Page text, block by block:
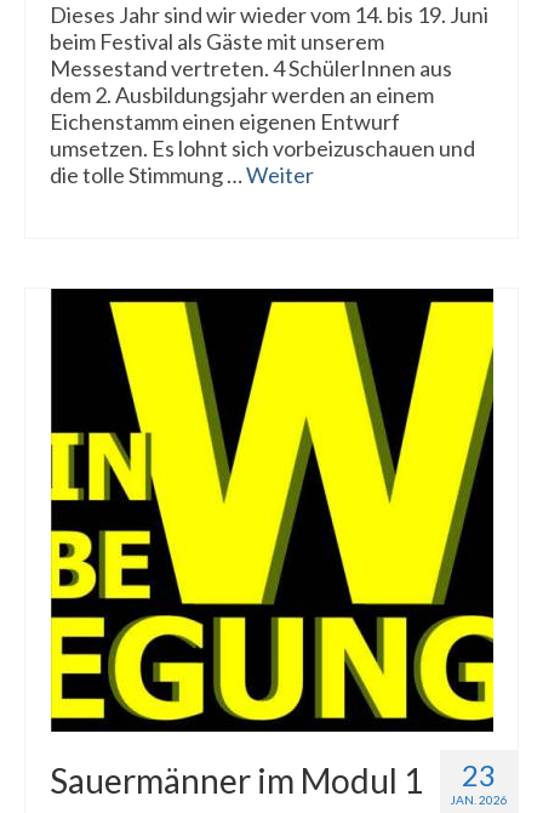
Dieses Jahr sind wir wieder vom 14. bis 19. Juni
beim Festival als Gäste mit unserem
Messestand vertreten. 4 SchülerInnen aus
dem 2. Ausbildungsjahr werden an einem
Eichenstamm einen eigenen Entwurf
umsetzen. Es lohnt sich vorbeizuschauen und
die tolle Stimmung …Weiter
23
JAN. 2026
Sauermänner im Modul 1